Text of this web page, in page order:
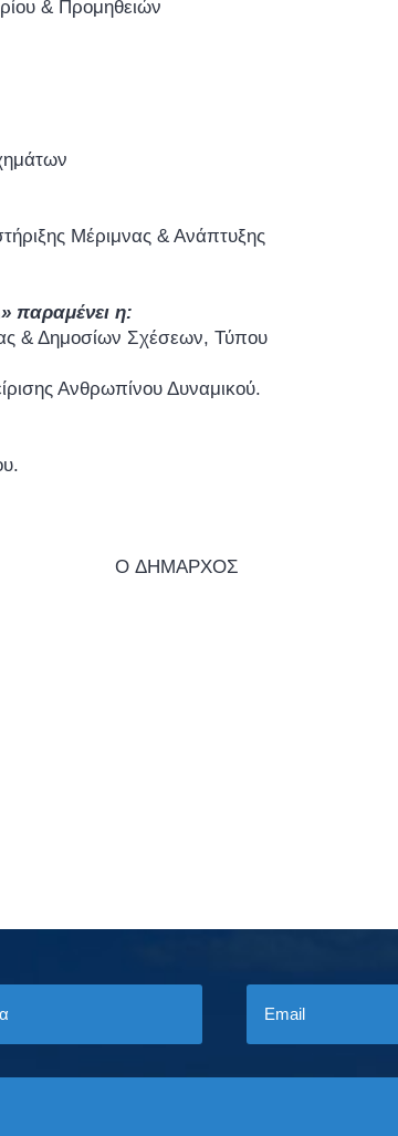
& Προμηθειών
Μέριμνας & Ανάπτυξης
παραμένει η:
& Δημοσίων Σχέσεων, Τύπου
Ανθρωπίνου Δυναμικού.